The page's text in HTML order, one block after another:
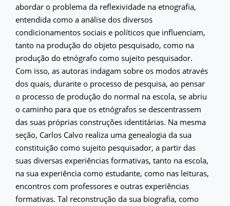
abordar o problema da reflexividade na etnografia,
entendida como a análise dos diversos
condicionamentos sociais e políticos que influenciam,
tanto na produção do objeto pesquisado, como na
produção do etnógrafo como sujeito pesquisador.
Com isso, as autoras indagam sobre os modos através
dos quais, durante o processo de pesquisa, ao pensar
o processo de produção do normal na escola, se abriu
o caminho para que os etnógrafos se descentrassem
das suas próprias construções identitárias. Na mesma
seção, Carlos Calvo realiza uma genealogia da sua
constituição como sujeito pesquisador, a partir das
suas diversas experiências formativas, tanto na escola,
na sua experiência como estudante, como nas leituras,
encontros com professores e outras experiências
formativas. Tal reconstrução da sua biografia, como